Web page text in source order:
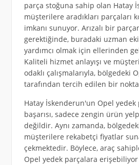
parça stoğuna sahip olan Hatay
müşterilere aradıkları parçaları
imkanı sunuyor. Arızalı bir
gerektiğinde, buradaki uzman
yardımcı olmak için ellerinden
Kaliteli hizmet anlayışı ve
odaklı çalışmalarıyla, bölgedeki
tarafından tercih edilen bir
Hatay İskenderun'un Opel yedek
başarısı, sadece zengin ürün
değildir. Aynı zamanda,
müşterilere rekabetçi fiyatlar
çekmektedir. Böylece, araç
Opel yedek parçalara